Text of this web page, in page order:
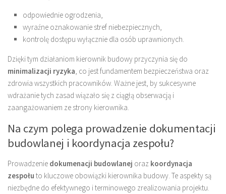
odpowiednie ogrodzenia,
wyraźne oznakowanie stref niebezpiecznych,
kontrolę dostępu wyłącznie dla osób uprawnionych.
Dzięki tym działaniom kierownik budowy przyczynia się do
minimalizacji ryzyka, co jest fundamentem bezpieczeństwa oraz
zdrowia wszystkich pracowników. Ważne jest, by sukcesywne
wdrażanie tych zasad wiązało się z ciągłą obserwacją i
zaangażowaniem ze strony kierownika.
Na czym polega prowadzenie dokumentacji
budowlanej i koordynacja zespołu?
Prowadzenie dokumenacji budowlanej oraz koordynacja
zespołu to kluczowe obowiązki kierownika budowy. Te aspekty są
niezbędne do efektywnego i terminowego zrealizowania projektu.